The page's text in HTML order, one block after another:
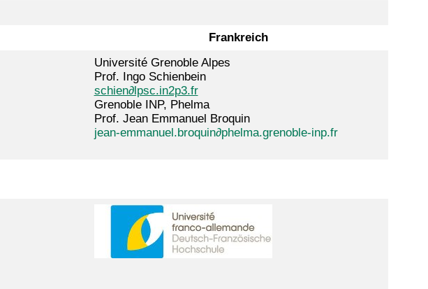
Frankreich
Université Grenoble Alpes
Prof. Ingo Schienbein
schien∂lpsc.in2p3.fr
Grenoble INP, Phelma
Prof. Jean Emmanuel Broquin
jean-emmanuel.broquin∂phelma.grenoble-inp.fr